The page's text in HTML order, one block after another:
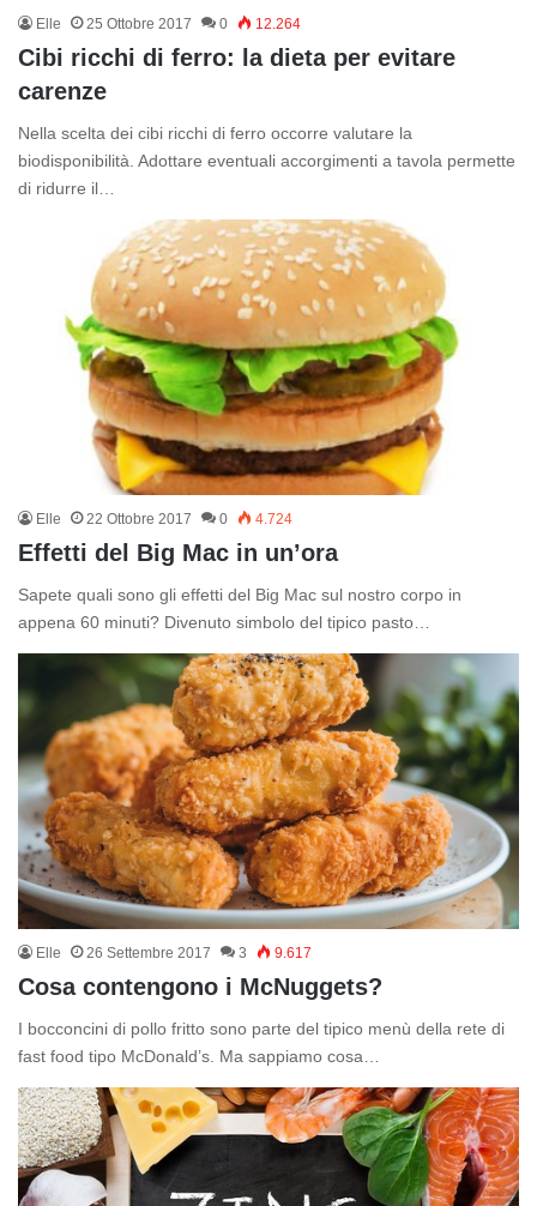
Elle 25 Ottobre 2017 0 12.264
Cibi ricchi di ferro: la dieta per evitare
carenze
Nella scelta dei cibi ricchi di ferro occorre valutare la
biodisponibilità. Adottare eventuali accorgimenti a tavola permette
di ridurre il…
Elle 22 Ottobre 2017 0 4.724
Effetti del Big Mac in un’ora
Sapete quali sono gli effetti del Big Mac sul nostro corpo in
appena 60 minuti? Divenuto simbolo del tipico pasto…
Elle 26 Settembre 2017 3 9.617
Cosa contengono i McNuggets?
I bocconcini di pollo fritto sono parte del tipico menù della rete di
fast food tipo McDonald’s. Ma sappiamo cosa…